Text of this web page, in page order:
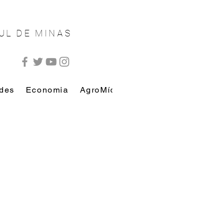
DE MINAS
Economia AgroMídia